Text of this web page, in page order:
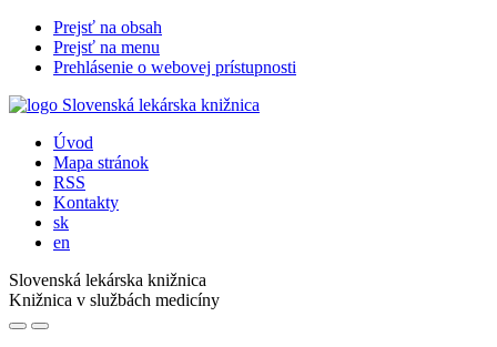
Prejsť na obsah
Prejsť na menu
Prehlásenie o webovej prístupnosti
Úvod
Mapa stránok
RSS
Kontakty
sk
en
Slovenská lekárska knižnica
Knižnica v službách medicíny